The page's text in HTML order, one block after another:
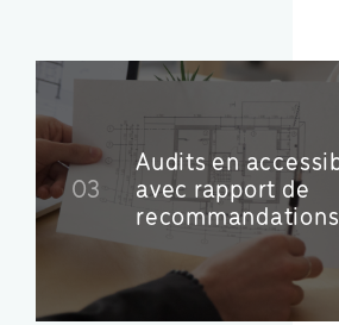
04
Attestation de
conformité /
certification PMR
(COCOF - SAFAE -
ACCESS-I, ...)